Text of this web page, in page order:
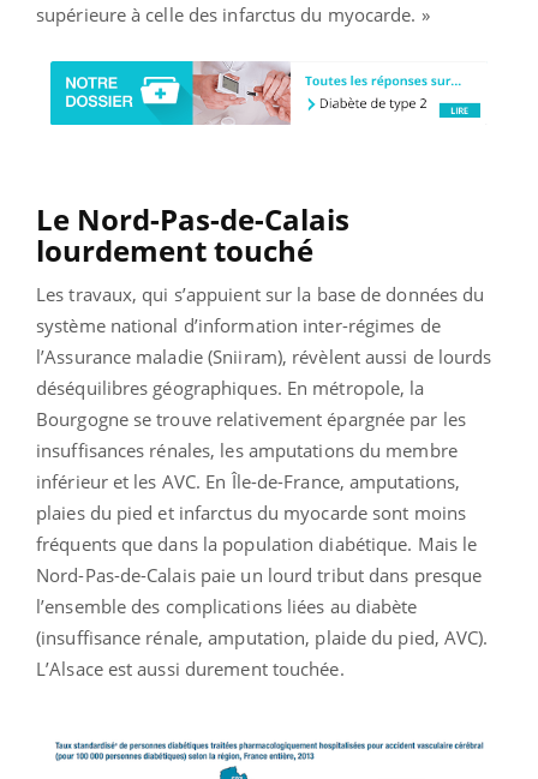
supérieure à celle des infarctus du myocarde. »
Le Nord-Pas-de-Calais
lourdement touché
Les travaux, qui s’appuient sur la base de données du
système national d’information inter-régimes de
l’Assurance maladie (Sniiram), révèlent aussi de lourds
déséquilibres géographiques. En métropole, la
Bourgogne se trouve relativement épargnée par les
insuffisances rénales, les amputations du membre
inférieur et les AVC. En Île-de-France, amputations,
plaies du pied et infarctus du myocarde sont moins
fréquents que dans la population diabétique. Mais le
Nord-Pas-de-Calais paie un lourd tribut dans presque
l’ensemble des complications liées au diabète
(insuffisance rénale, amputation, plaide du pied, AVC).
L’Alsace est aussi durement touchée.